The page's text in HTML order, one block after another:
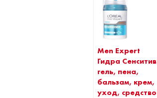
Men Expert
Гидра Сенситив
гель, пена,
бальзам, крем,
уход, средство